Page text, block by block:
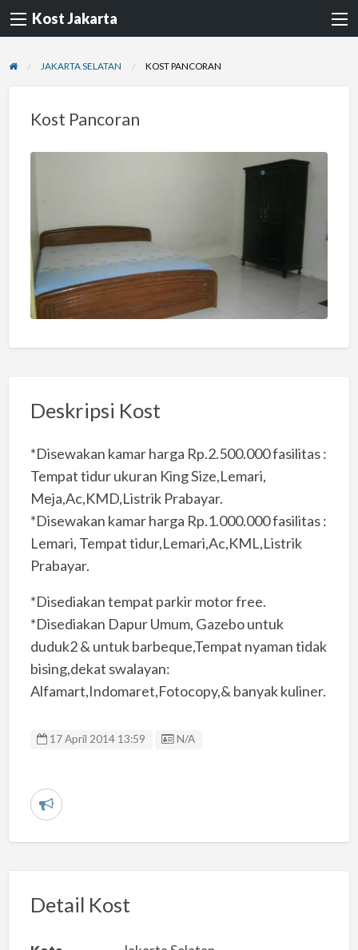
Kost Jakarta
JAKARTA SELATAN KOST PANCORAN
Kost Pancoran
Deskripsi Kost
*Disewakan kamar harga Rp.2.500.000 fasilitas :
Tempat tidur ukuran King Size,Lemari,
Meja,Ac,KMD,Listrik Prabayar.
*Disewakan kamar harga Rp.1.000.000 fasilitas :
Lemari, Tempat tidur,Lemari,Ac,KML,Listrik
Prabayar.
*Disediakan tempat parkir motor free.
*Disediakan Dapur Umum, Gazebo untuk
duduk2 & untuk barbeque,Tempat nyaman tidak
bising,dekat swalayan:
Alfamart,Indomaret,Fotocopy,& banyak kuliner.
17 April 2014 13:59 Listing ID
N/A
L
r
a
Detail Kost